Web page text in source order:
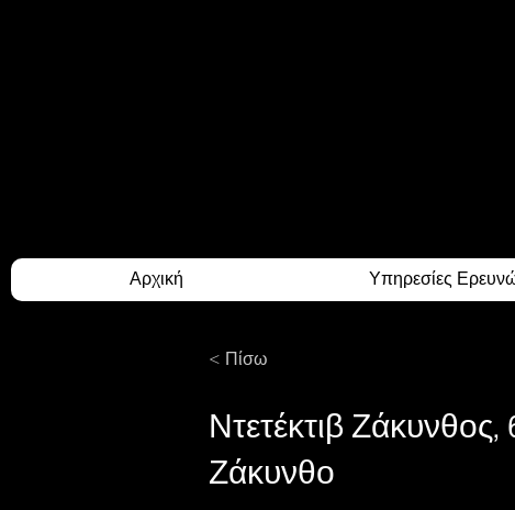
Αρχική Υπηρεσίες
< Πίσω
Ντετέκτιβ
Ζάκυνθο